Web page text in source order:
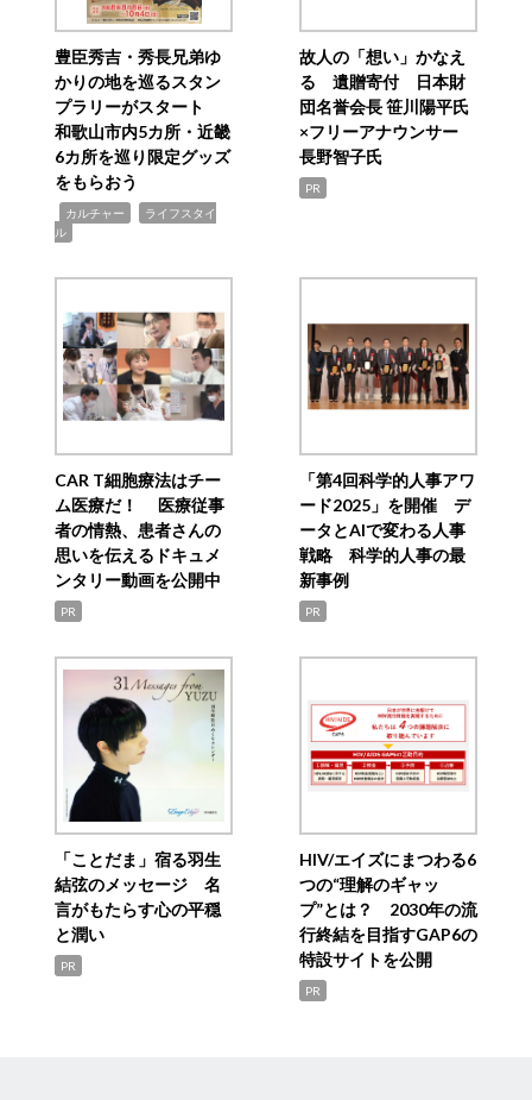
豊臣秀吉・秀長兄弟ゆ
かりの地を巡るスタン
プラリーがスタート
和歌山市内5カ所・近畿
6カ所を巡り限定グッズ
をもらおう
カルチャー
ライフスタイ
ル
故人の「想い」かなえ
る 遺贈寄付 日本財
団名誉会長 笹川陽平氏
×フリーアナウンサー
長野智子氏
PR
CAR T細胞療法はチー
ム医療だ！ 医療従事
者の情熱、患者さんの
思いを伝えるドキュメ
ンタリー動画を公開中
PR
「第4回科学的人事アワ
ード2025」を開催 デ
ータとAIで変わる人事
戦略 科学的人事の最
新事例
PR
「ことだま」宿る羽生
結弦のメッセージ 名
言がもたらす心の平穏
と潤い
PR
HIV/エイズにまつわる6
つの“理解のギャッ
プ”とは？ 2030年の流
行終結を目指すGAP6の
特設サイトを公開
PR